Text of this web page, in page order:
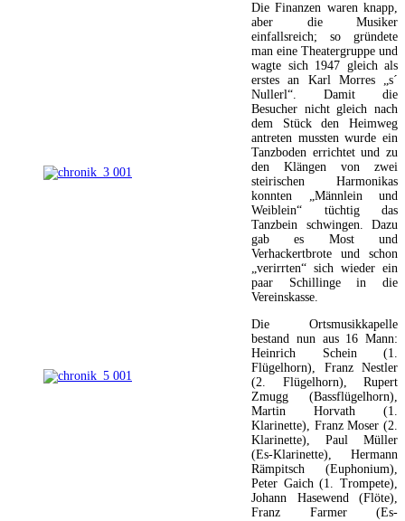
Die Finanzen waren knapp,
aber die Musiker
einfallsreich; so gründete
man eine Theatergruppe und
wagte sich 1947 gleich als
erstes an Karl Morres „s´
Nullerl“. Damit die
Besucher nicht gleich nach
dem Stück den Heimweg
antreten mussten wurde ein
Tanzboden errichtet und zu
den Klängen von zwei
steirischen Harmonikas
konnten „Männlein und
Weiblein“ tüchtig das
Tanzbein schwingen. Dazu
gab es Most und
Verhackertbrote und schon
„verirrten“ sich wieder ein
paar Schillinge in die
Vereinskasse.
Die Ortsmusikkapelle
bestand nun aus 16 Mann:
Heinrich Schein (1.
Flügelhorn), Franz Nestler
(2. Flügelhorn), Rupert
Zmugg (Bassflügelhorn),
Martin Horvath (1.
Klarinette), Franz Moser (2.
Klarinette), Paul Müller
(Es-Klarinette), Hermann
Rämpitsch (Euphonium),
Peter Gaich (1. Trompete),
Johann Hasewend (Flöte),
Franz Farmer (Es-